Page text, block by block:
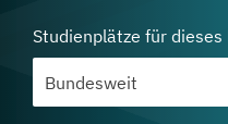
Studienplätze für dieses